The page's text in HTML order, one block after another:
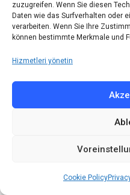
zuzugreifen. Wenn Sie diesen
Daten wie das Surfverhalten oder
verarbeiten. Wenn Sie Ihre
können bestimmte Merkmale und
Hizmetleri yönetin
Cookie Policy